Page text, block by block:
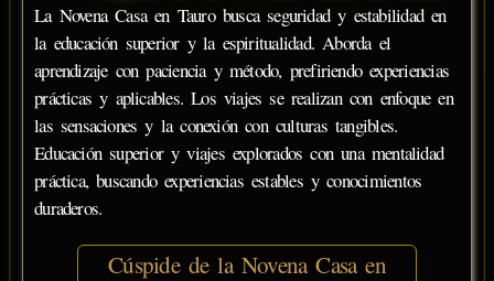
La Novena Casa en Tauro busca seguridad y estabilidad en
la educación superior y la espiritualidad. Aborda el
aprendizaje con paciencia y método, prefiriendo experiencias
prácticas y aplicables. Los viajes se realizan con enfoque en
las sensaciones y la conexión con culturas tangibles.
Educación superior y viajes explorados con una mentalidad
práctica, buscando experiencias estables y conocimientos
duraderos.
Cúspide de la Novena Casa en